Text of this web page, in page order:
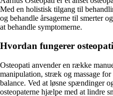
Med en holistisk tilgang til
og behandle årsagerne til smerter
at behandle symptomerne.
Hvordan fungerer
Osteopati anvender en række
manipulation, stræk og massage
balance. Ved at løsne spændinger
osteopaterne hjælpe med at lindre